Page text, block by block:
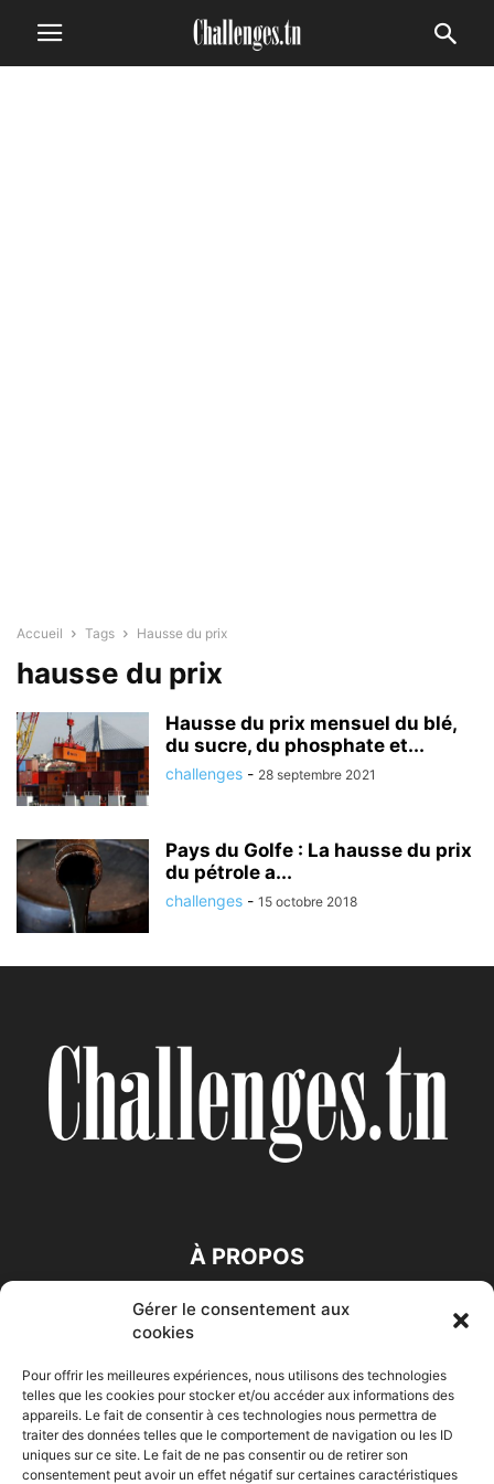
Gérer le consentement aux
cookies
Pour offrir les meilleures expériences, nous utilisons des technologies
telles que les cookies pour stocker et/ou accéder aux informations des
appareils. Le fait de consentir à ces technologies nous permettra de
traiter des données telles que le comportement de navigation ou les ID
uniques sur ce site. Le fait de ne pas consentir ou de retirer son
consentement peut avoir un effet négatif sur certaines caractéristiques
Accueil Tags Hausse du prix
hausse du prix
Hausse du prix mensuel du blé,
du sucre, du phosphate et...
challenges - 28 septembre 2021
Pays du Golfe : La hausse du prix
du pétrole a...
challenges - 15 octobre 2018
À PROPOS
SUIVEZ NOUS